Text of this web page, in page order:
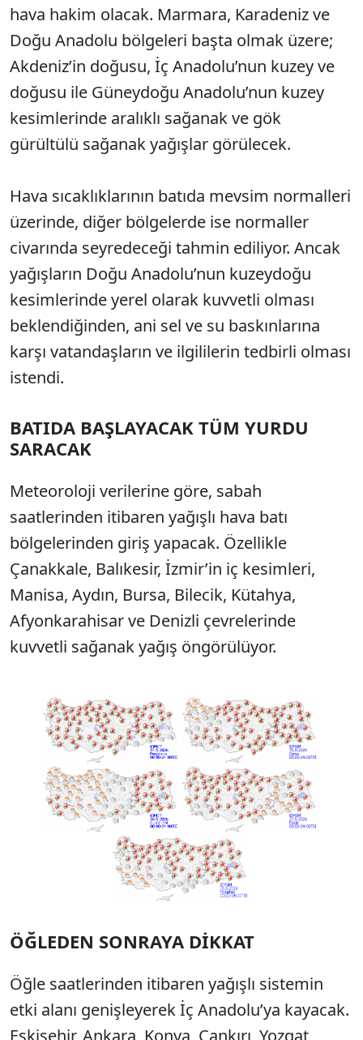
hava hakim olacak. Marmara, Karadeniz ve
Doğu Anadolu bölgeleri başta olmak üzere;
Akdeniz’in doğusu, İç Anadolu’nun kuzey ve
doğusu ile Güneydoğu Anadolu’nun kuzey
kesimlerinde aralıklı sağanak ve gök
gürültülü sağanak yağışlar görülecek.
Hava sıcaklıklarının batıda mevsim normalleri
üzerinde, diğer bölgelerde ise normaller
civarında seyredeceği tahmin ediliyor. Ancak
yağışların Doğu Anadolu’nun kuzeydoğu
kesimlerinde yerel olarak kuvvetli olması
beklendiğinden, ani sel ve su baskınlarına
karşı vatandaşların ve ilgililerin tedbirli olması
istendi.
BATIDA BAŞLAYACAK TÜM YURDU
SARACAK
Meteoroloji verilerine göre, sabah
saatlerinden itibaren yağışlı hava batı
bölgelerinden giriş yapacak. Özellikle
Çanakkale, Balıkesir, İzmir’in iç kesimleri,
Manisa, Aydın, Bursa, Bilecik, Kütahya,
Afyonkarahisar ve Denizli çevrelerinde
kuvvetli sağanak yağış öngörülüyor.
ÖĞLEDEN SONRAYA DİKKAT
Öğle saatlerinden itibaren yağışlı sistemin
etki alanı genişleyerek İç Anadolu’ya kayacak.
Eskişehir, Ankara, Konya, Çankırı, Yozgat,